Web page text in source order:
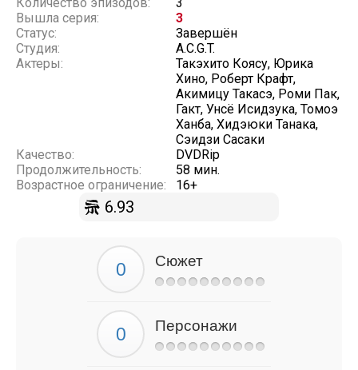
Вышла серия:
3
Статус:
Завершён
Студия:
A.C.G.T.
Актеры:
Такэхито Коясу, Юрика
Хино, Роберт Крафт,
Акимицу Такасэ, Роми Пак,
Гакт, Унсё Исидзука, Томоэ
Ханба, Хидэюки Танака,
Сэидзи Сасаки
Качество:
DVDRip
Продолжительность:
58 мин.
Возрастное ограничение:
16+
6.93
Сюжет
Персонажи